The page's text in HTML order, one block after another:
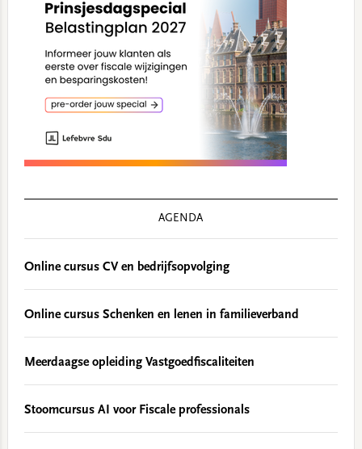
AGENDA
Online cursus CV en bedrijfsopvolging
Online cursus Schenken en lenen in familieverband
Meerdaagse opleiding Vastgoedfiscaliteiten
Stoomcursus AI voor Fiscale professionals